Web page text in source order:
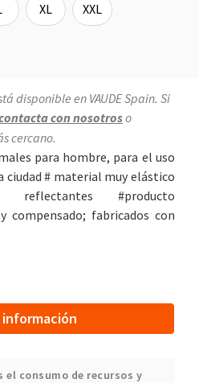
XL XXL
disponible en VAUDE Spain. Si
con nosotroso
cercano.
para hombre, para el uso
ciudad # material muy elástico
#producto
compensado; fabricados con
información
el consumo de recursos y